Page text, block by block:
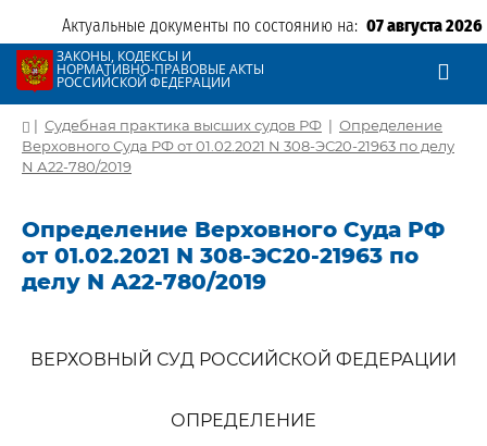
Актуальные документы по состоянию на: 07 августа 2026
ЗАКОНЫ, КОДЕКСЫ И
НОРМАТИВНО-ПРАВОВЫЕ АКТЫ
РОССИЙСКОЙ ФЕДЕРАЦИИ
| Судебная практика высших судов РФ | Определение
Верховного Суда РФ от 01.02.2021 N 308-ЭС20-21963 по делу
N А22-780/2019
Определение Верховного Суда РФ
от 01.02.2021 N 308-ЭС20-21963 по
делу N А22-780/2019
ВЕРХОВНЫЙ СУД РОССИЙСКОЙ ФЕДЕРАЦИИ
ОПРЕДЕЛЕНИЕ